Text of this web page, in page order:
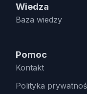
Wiedza
Baza wiedzy
Pomoc
Kontakt
Polityka